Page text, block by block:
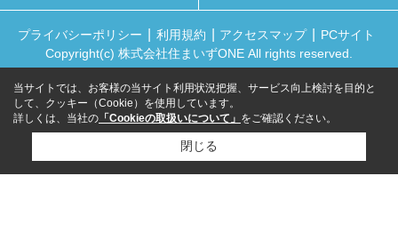
プライバシーポリシー 利用規約 アクセスマップ
PCサイト
Copyright(c) 株式会社住まいずONE All rights reserved.
当サイトでは、お客様の当サイト利用状況把握、サービス向上検討を目的と
して、クッキー（Cookie）を使用しています。
詳しくは、当社の 「Cookieの取扱いについて」 をご確認ください。
閉じる